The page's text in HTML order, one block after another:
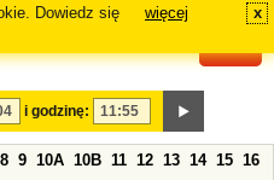
Dowiedz się
więcej x
i godzinę:
8 9 10A 10B 11 12 13 14 15 16